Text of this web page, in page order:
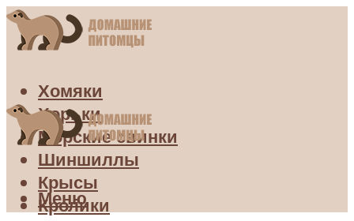
Хомяки
Хорьки
Морские свинки
Шиншиллы
Крысы
Кролики
Меню